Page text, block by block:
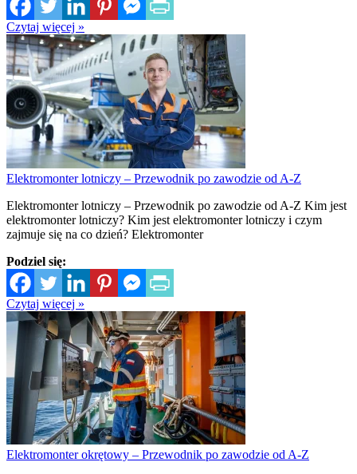
Czytaj więcej »
Elektromonter lotniczy – Przewodnik po zawodzie od A-Z
Elektromonter lotniczy – Przewodnik po zawodzie od A-Z Kim jest
elektromonter lotniczy? Kim jest elektromonter lotniczy i czym
zajmuje się na co dzień? Elektromonter
Podziel się:
Czytaj więcej »
Elektromonter okrętowy – Przewodnik po zawodzie od A-Z